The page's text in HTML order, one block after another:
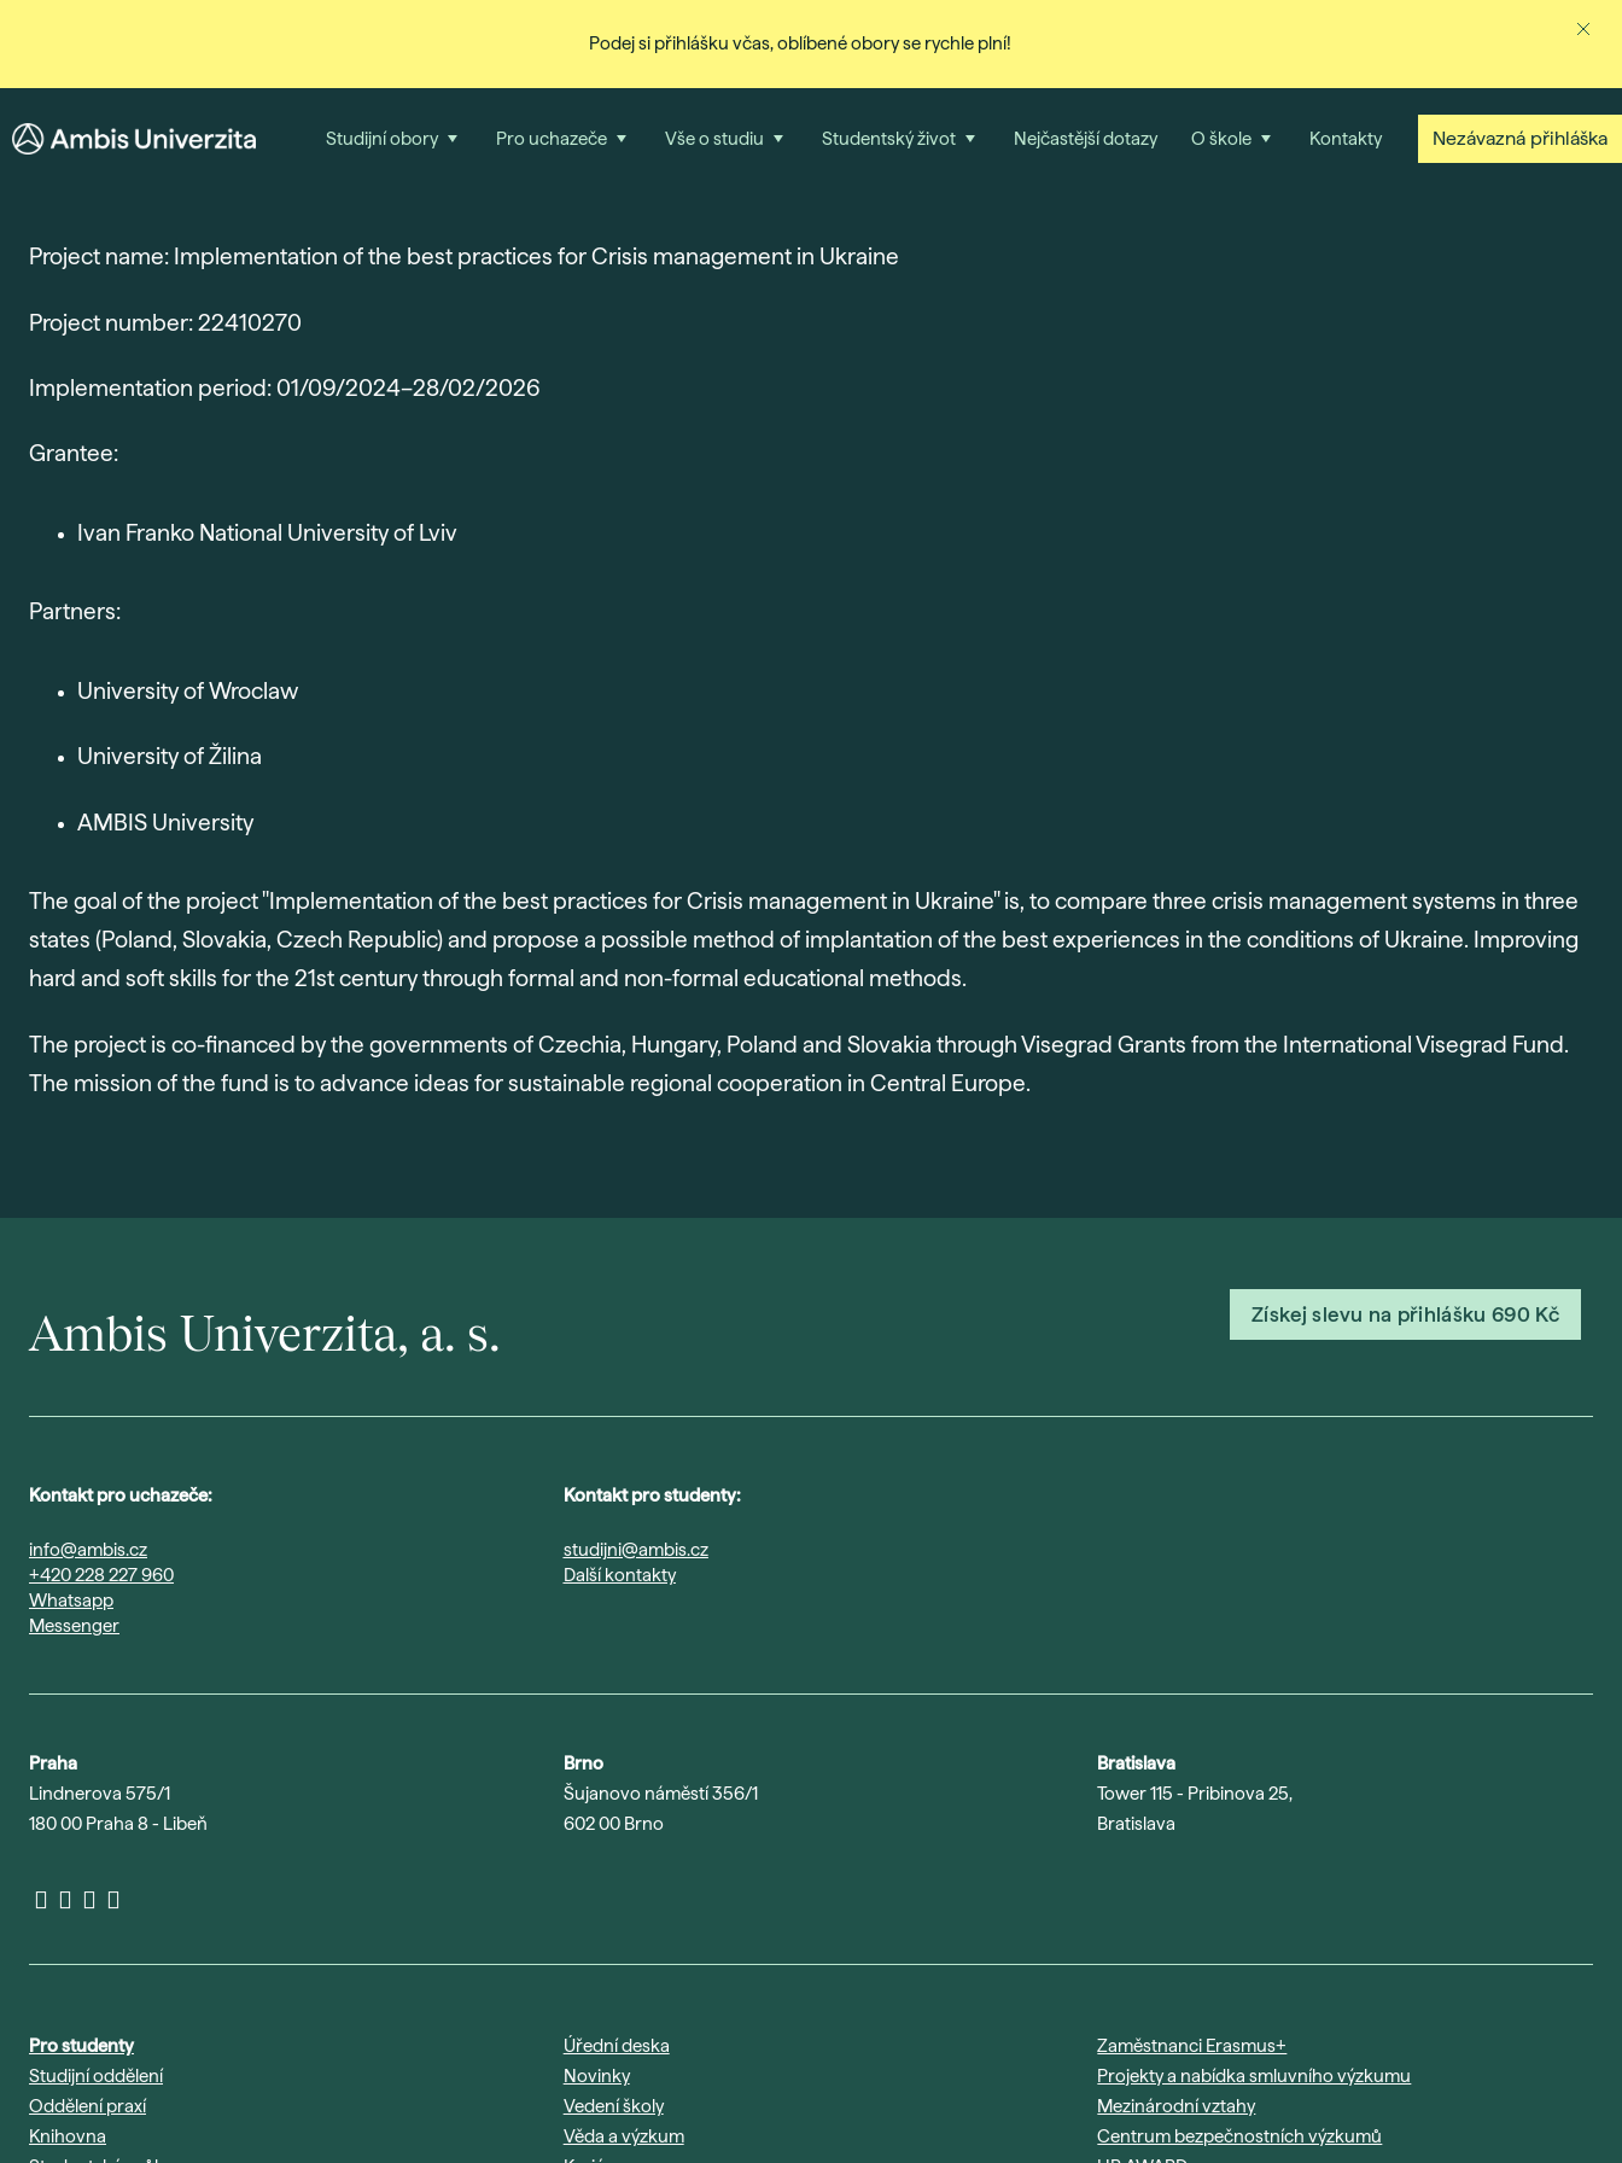
Studijní obory Pro uchazeče Vše o studiu Studentský život Nejčastější dotazy O škole Kontakty Nezávazná přihláška
Project name: Implementation of the best practices for Crisis management in Ukraine
Project number: 22410270
Implementation period: 01/09/2024–28/02/2026
Grantee:
Ivan Franko National University of Lviv
Partners:
University of Wroclaw
University of Žilina
AMBIS University
The goal of the project "Implementation of the best practices for Crisis management in Ukraine" is, to compare three crisis management systems in three
states (Poland, Slovakia, Czech Republic) and propose a possible method of implantation of the best experiences in the conditions of Ukraine. Improving
hard and soft skills for the 21st century through formal and non-formal educational methods.
The project is co-financed by the governments of Czechia, Hungary, Poland and Slovakia through Visegrad Grants from the International Visegrad Fund.
The mission of the fund is to advance ideas for sustainable regional cooperation in Central Europe.
Podej si přihlášku včas, oblíbené obory se rychle plní!
Ambis Univerzita, a. s. Získej slevu na přihlášku 690 Kč
Kontakt pro uchazeče:
info@ambis.cz
+420 228 227 960
Whatsapp
Messenger
Kontakt pro studenty:
studijni@ambis.cz
Další kontakty
Praha
Lindnerova 575/1
180 00 Praha 8 - Libeň
Brno
Šujanovo náměstí 356/1
602 00 Brno
Bratislava
Tower 115 - Pribinova 25,
Bratislava
Pro studenty
Studijní oddělení
Oddělení praxí
Knihovna
Úřední deska
Novinky
Vedení školy
Věda a výzkum
Zaměstnanci Erasmus+
Projekty a nabídka smluvního výzkumu
Mezinárodní vztahy
Centrum bezpečnostních výzkumů